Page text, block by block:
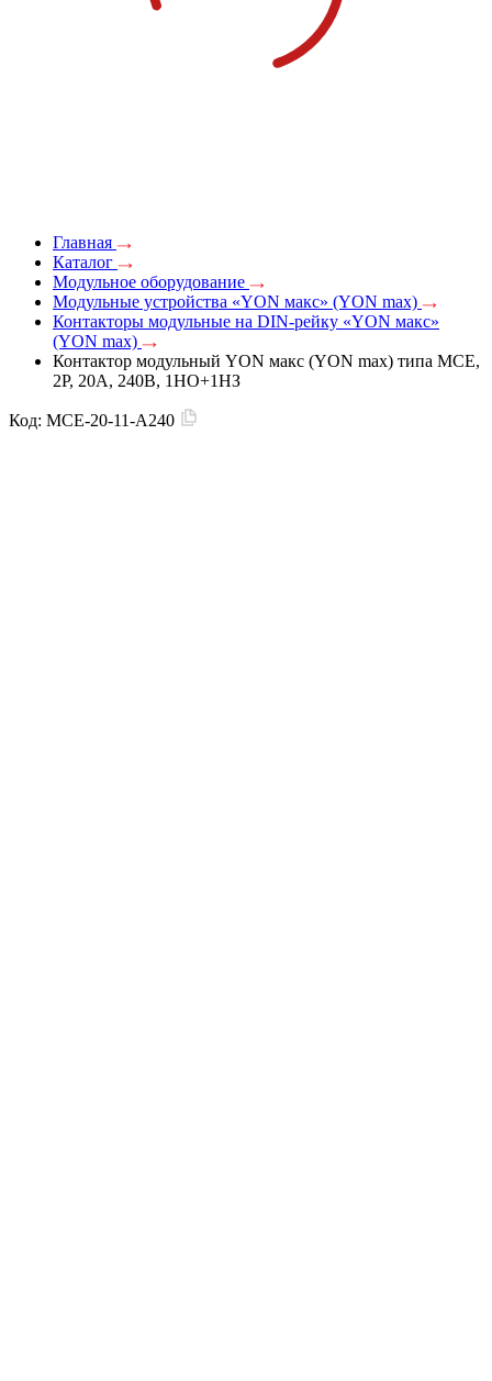
Главная
Каталог
Модульное оборудование
Модульные устройства «YON макс» (YON max)
Контакторы модульные на DIN-рейку «YON макс»
(YON max)
Контактор модульный YON макс (YON max) типа MCE,
2P, 20A, 240В, 1НО+1НЗ
Код: MCE-20-11-A240